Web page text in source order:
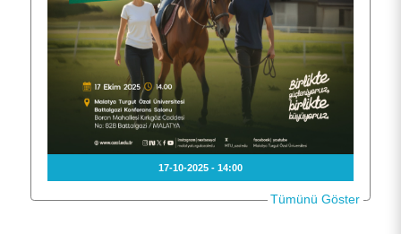
17-10-2025 - 14:00
Tümünü Göster